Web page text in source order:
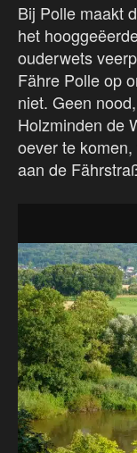
Bij Polle maakt
het
ouderwets
Fähre Polle op
niet. Geen
Holzminden de
oever te
aan de